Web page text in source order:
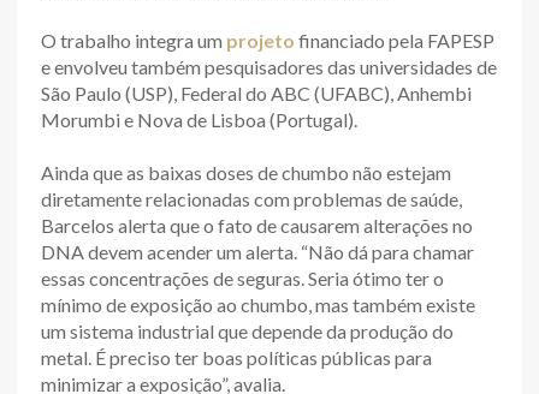
O trabalho integra um projeto financiado pela FAPESP
e envolveu também pesquisadores das universidades de
São Paulo (USP), Federal do ABC (UFABC), Anhembi
Morumbi e Nova de Lisboa (Portugal).
Ainda que as baixas doses de chumbo não estejam
diretamente relacionadas com problemas de saúde,
Barcelos alerta que o fato de causarem alterações no
DNA devem acender um alerta. “Não dá para chamar
essas concentrações de seguras. Seria ótimo ter o
mínimo de exposição ao chumbo, mas também existe
um sistema industrial que depende da produção do
metal. É preciso ter boas políticas públicas para
minimizar a exposição”, avalia.